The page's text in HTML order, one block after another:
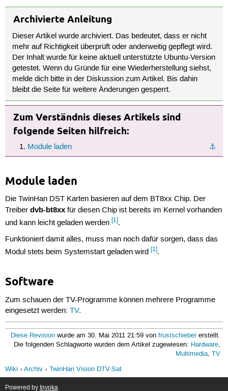
Archivierte Anleitung
Dieser Artikel wurde archiviert. Das bedeutet, dass er nicht
mehr auf Richtigkeit überprüft oder anderweitig gepflegt wird.
Der Inhalt wurde für keine aktuell unterstützte Ubuntu-Version
getestet. Wenn du Gründe für eine Wiederherstellung siehst,
melde dich bitte in der Diskussion zum Artikel. Bis dahin
bleibt die Seite für weitere Änderungen gesperrt.
Zum Verständnis dieses Artikels sind
folgende Seiten hilfreich:
⚓︎
Module laden
Module laden
Die TwinHan DST Karten basieren auf dem BT8xx Chip. Der
Treiber dvb-bt8xxfür diesen Chip ist bereits im Kernel vorhanden
und kann leicht geladen werden [1].
Funktioniert damit alles, muss man noch dafür sorgen, dass das
Modul stets beim Systemstart geladen wird [1].
Software
Zum schauen der TV-Programme können mehrere Programme
eingesetzt werden: TV.
Diese Revision wurde am 30. Mai 2011 21:59 vonfrustschiebererstellt.
Die folgenden Schlagworte wurden dem Artikel zugewiesen: Hardware,
Multimedia,TV
Wiki
Archiv TwinHan Vision DTV-Sat
Powered by Inyoka